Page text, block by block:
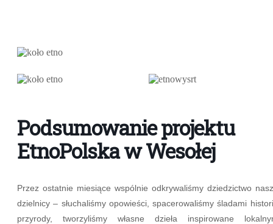
Podsumowanie projektu
EtnoPolska w Wesołej
Przez ostatnie miesiące wspólnie odkrywaliśmy dziedzictwo
dzielnicy – słuchaliśmy opowieści, spacerowaliśmy śladami
przyrody, tworzyliśmy własne dzieła inspirowane